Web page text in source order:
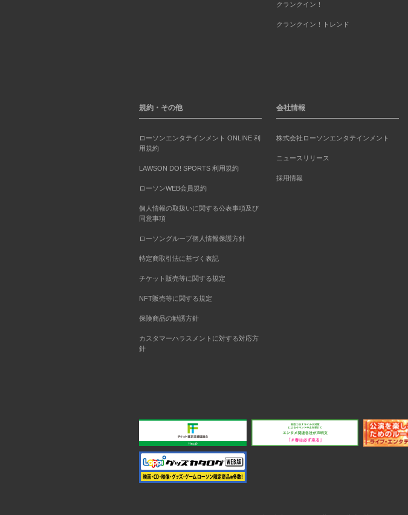
クランクイン！
クランクイン！トレンド
規約・その他
ローソンエンタテインメント ONLINE 利
用規約
LAWSON DO! SPORTS 利用規約
ローソンWEB会員規約
個人情報の取扱いに関する公表事項及び
同意事項
ローソングループ個人情報保護方針
特定商取引法に基づく表記
チケット販売等に関する規定
NFT販売等に関する規定
保険商品の勧誘方針
カスタマーハラスメントに対する対応方
針
会社情報
株式会社ローソンエンタテインメント
ニュースリリース
採用情報